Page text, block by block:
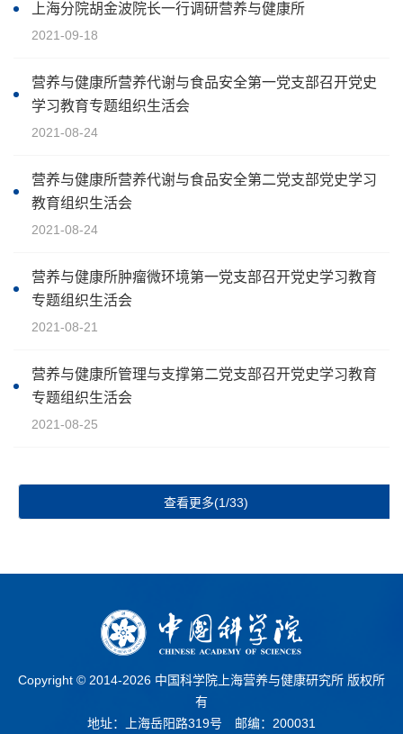
上海分院胡金波院长一行调研营养与健康所
2021-09-18
营养与健康所营养代谢与食品安全第一党支部召开党史
学习教育专题组织生活会
2021-08-24
营养与健康所营养代谢与食品安全第二党支部党史学习
教育组织生活会
2021-08-24
营养与健康所肿瘤微环境第一党支部召开党史学习教育
专题组织生活会
2021-08-21
营养与健康所管理与支撑第二党支部召开党史学习教育
专题组织生活会
2021-08-25
查看更多(1/33)
Copyright © 2014-2026 中国科学院上海营养与健康研究所 版权所
有
地址：上海岳阳路319号 邮编：200031